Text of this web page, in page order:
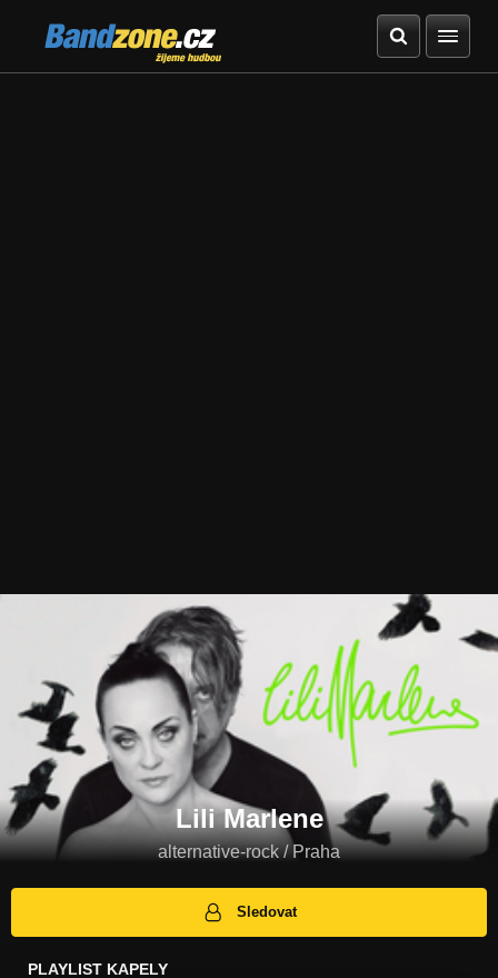
Bandzone.cz
žijeme hudbou
Lili Marlene
alternative-rock / Praha
Sledovat
PLAYLIST KAPELY